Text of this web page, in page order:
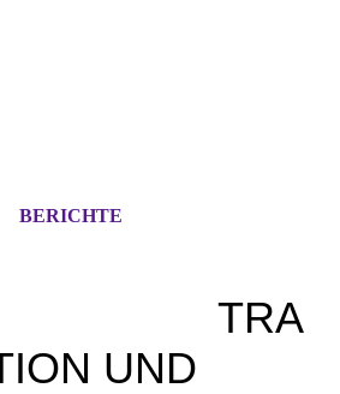
BERICHTE
TRA
UND